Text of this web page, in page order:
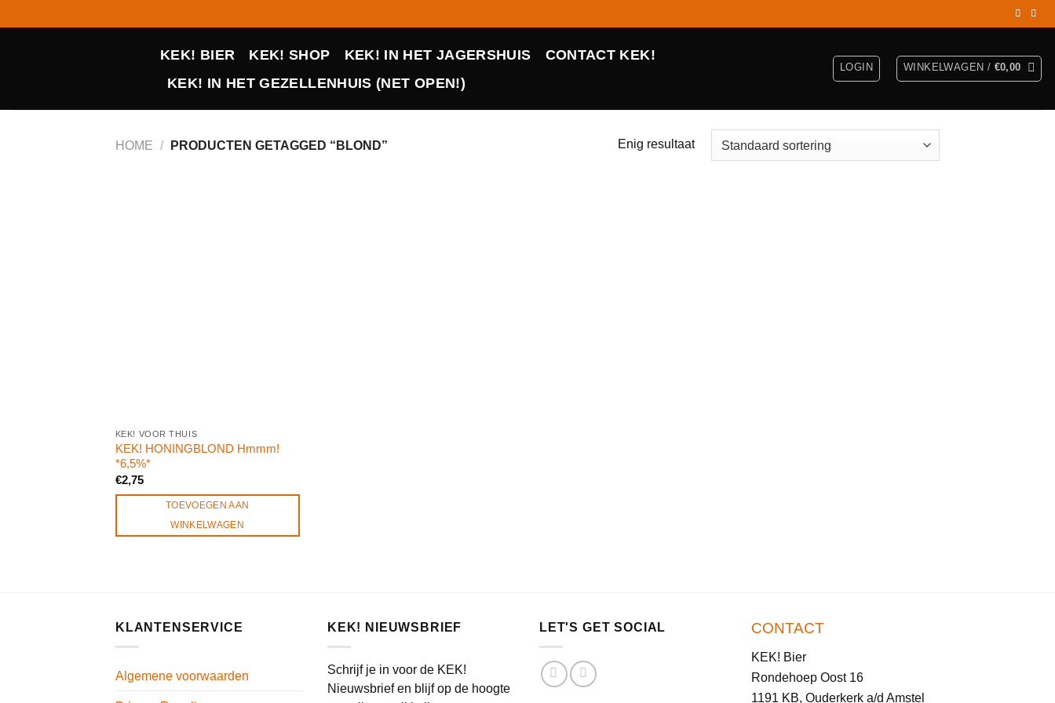
naar
KEK! BIER KEK! SHOP KEK! IN HET JAGERSHUIS
CONTACT KEK!
KEK! IN HET GEZELLENHUIS (NET OPEN!)
LOGIN WINKELWAGEN / €0,00
HOME / PRODUCTEN GETAGGED “BLOND” Enig resultaat
KEK! VOOR THUIS
KEK! HONINGBLOND Hmmm!
*6,5%*
€2,75
TOEVOEGEN AAN
WINKELWAGEN
KLANTENSERVICE
Algemene voorwaarden
KEK! NIEUWSBRIEF
Schrijf je in voor de KEK!
Nieuwsbrief en blijf op de hoogte
LET'S GET SOCIAL CONTACT
KEK! Bier
Rondehoep Oost 16
1191 KB, Ouderkerk a/d Amstel